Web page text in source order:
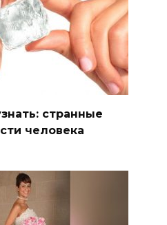
странные
человека